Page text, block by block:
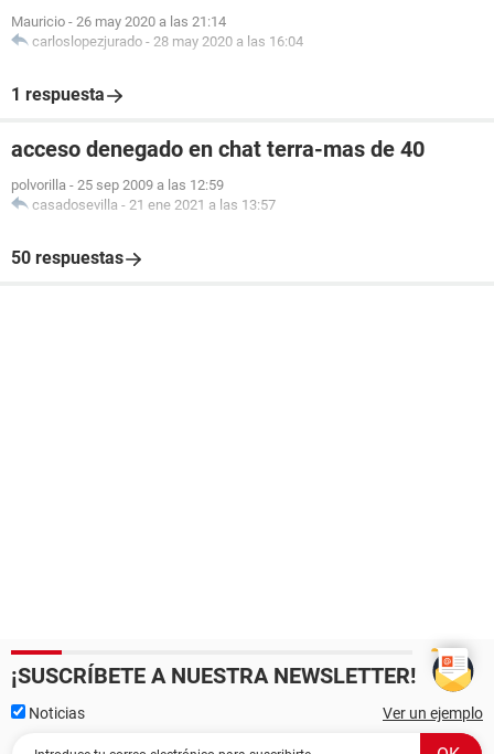
Mauricio - 26 may 2020 a las 21:14
carloslopezjurado - 28 may 2020 a las 16:04
1 respuesta
acceso denegado en chat terra-mas de 40
polvorilla - 25 sep 2009 a las 12:59
casadosevilla - 21 ene 2021 a las 13:57
50 respuestas
¡SUSCRÍBETE A NUESTRA NEWSLETTER!
Noticias Ver un ejemplo